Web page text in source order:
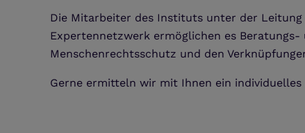
Die Mitarbeiter des Instituts unter der Leitung
Expertennetzwerk ermöglichen es
Menschenrechtsschutz und den
Gerne ermitteln wir mit Ihnen ein